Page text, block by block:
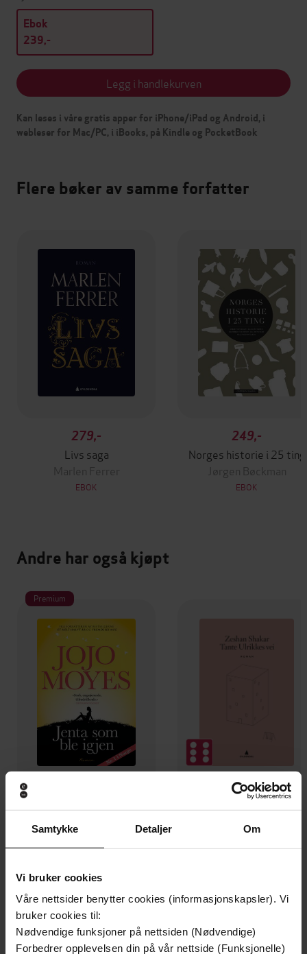
Samtykke Detaljer Om
Vi bruker cookies
Våre nettsider benytter cookies (informasjonskapsler). Vi
bruker cookies til:
Nødvendige funksjoner på nettsiden (Nødvendige)
Forbedrer opplevelsen din på vår nettside (Funksjonelle)
Ebok
239,-
Legg i handlekurven
Kan leses i våre gratis apper for iPhone/iPad og Android, i
webleser for Mac/PC, i iBooks, på Kindle og PocketBook
Flere bøker av samme forfatter
279,-
Livs saga
Marlen Ferrer
EBOK
249,-
Norges historie i 25 ting
Jørgen Bøckman
EBOK
Andre har også kjøpt
Premium
Jenta som ble igjen
Tante Ulrikkes vei
Undertittel roman